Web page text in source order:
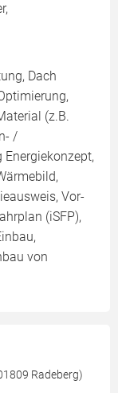
Dach
(z.B.
/
Vor-
(iSFP),
von
Radeberg)